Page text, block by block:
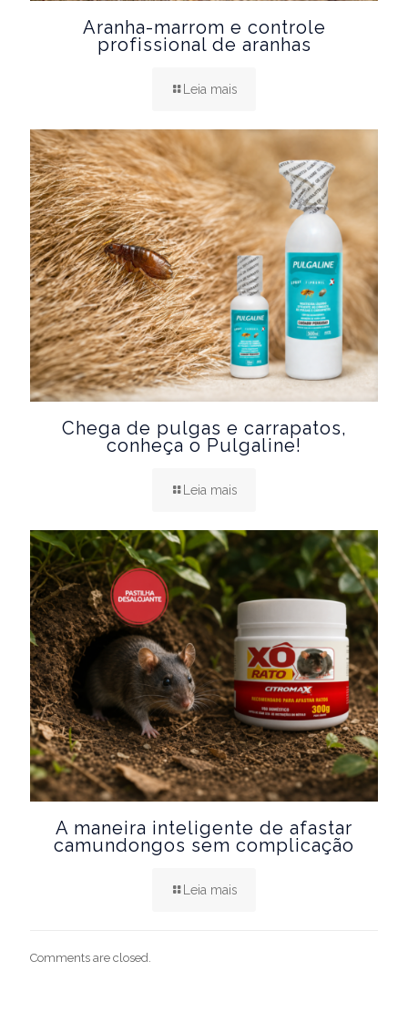
Aranha-marrom e controle
profissional de aranhas
Leia mais
Chega de pulgas e carrapatos,
conheça o Pulgaline!
Leia mais
A maneira inteligente de afastar
camundongos sem complicação
Leia mais
Comments are closed.